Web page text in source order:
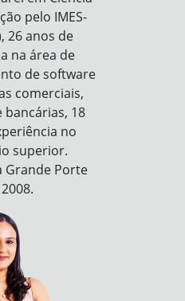
pelo IMES-
26 anos de
na área de
de software
comerciais,
18
no
superior.
Grande Porte